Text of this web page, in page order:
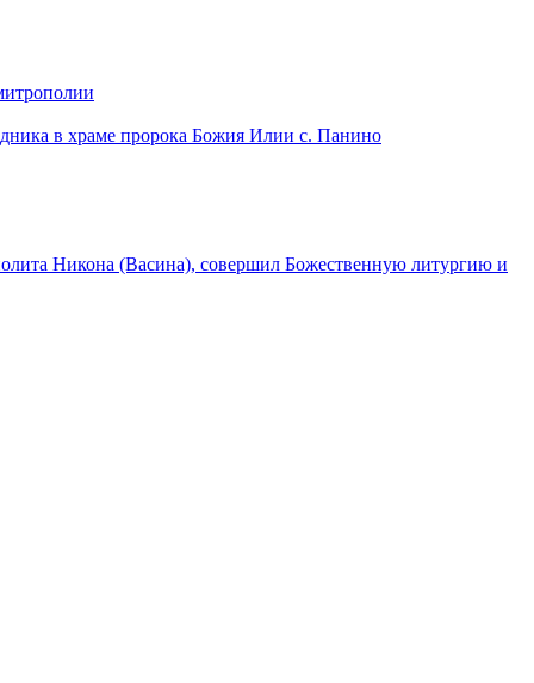
в храме пророка Божия Илии с. Панино
Никона (Васина), совершил Божественную литургию и